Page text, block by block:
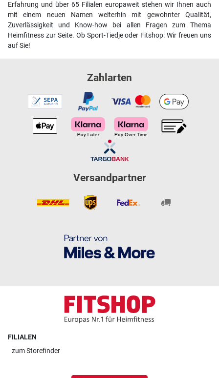
Erfahrung und über 65 Filialen europaweit stehen wir Ihnen auch
mit einem neuen Namen weiterhin mit gewohnter Qualität,
Zuverlässigkeit und Know-how bei allen Fragen zum Thema
Heimfitness zur Seite. Ob Sport-Tiedje oder Fitshop: Wir freuen uns
auf Sie!
Zahlarten
Versandpartner
FILIALEN
zumStorefinder